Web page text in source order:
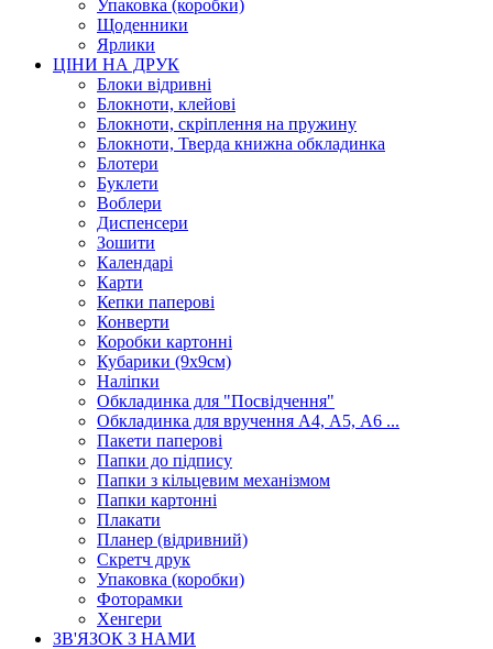
Упаковка (коробки)
Щоденники
Ярлики
ЦІНИ НА ДРУК
Блоки відривні
Блокноти, клейові
Блокноти, скріплення на пружину
Блокноти, Тверда книжна обкладинка
Блотери
Буклети
Воблери
Диспенсери
Зошити
Календарі
Карти
Кепки паперові
Конверти
Коробки картонні
Кубарики (9х9см)
Наліпки
Обкладинка для "Посвідчення"
Обкладинка для вручення А4, А5, А6 ...
Пакети паперові
Папки до підпису
Папки з кільцевим механізмом
Папки картонні
Плакати
Планер (відривний)
Скретч друк
Упаковка (коробки)
Фоторамки
Хенгери
ЗВ'ЯЗОК З НАМИ